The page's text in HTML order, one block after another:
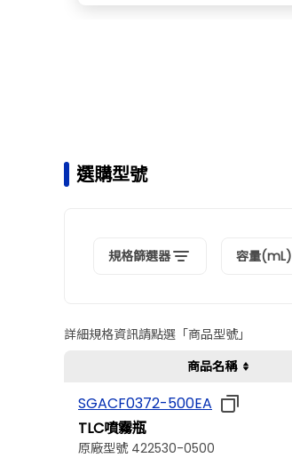
選購型號
規格篩選器 容量(mL)
詳細規格資訊請點選「商品型號」
商品名稱
SGACF0372-500EA
TLC噴霧瓶
原廠型號 422530-0500